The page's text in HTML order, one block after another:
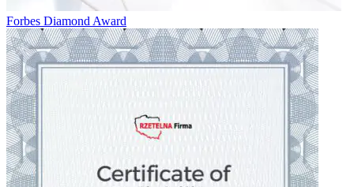
Forbes Diamond Award